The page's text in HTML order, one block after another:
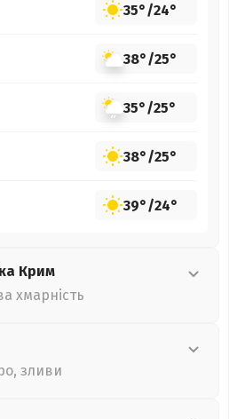
35°/24°
38°/25°
35°/25°
38°/25°
39°/24°
Крим
хмарність
зливи